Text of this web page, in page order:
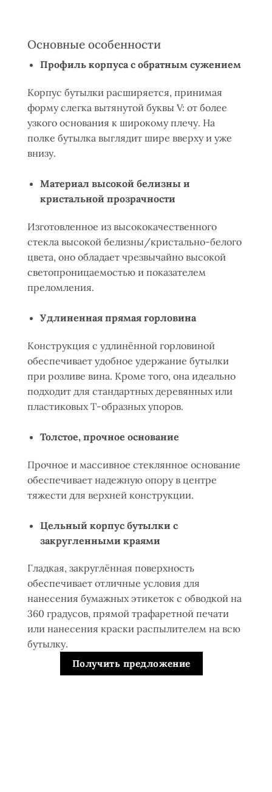
Основные особенности
Профиль корпуса с обратным сужением
Корпус бутылки расширяется, принимая
форму слегка вытянутой буквы V: от более
узкого основания к широкому плечу. На
полке бутылка выглядит шире вверху и уже
внизу.
Материал высокой белизны и
кристальной прозрачности
Изготовленное из высококачественного
стекла высокой белизны/кристально-белого
цвета, оно обладает чрезвычайно высокой
светопроницаемостью и показателем
преломления.
Удлиненная прямая горловина
Конструкция с удлинённой горловиной
обеспечивает удобное удержание бутылки
при розливе вина. Кроме того, она идеально
подходит для стандартных деревянных или
пластиковых Т-образных упоров.
Толстое, прочное основание
Прочное и массивное стеклянное основание
обеспечивает надежную опору в центре
тяжести для верхней конструкции.
Цельный корпус бутылки с
закругленными краями
Гладкая, закруглённая поверхность
обеспечивает отличные условия для
нанесения бумажных этикеток с обводкой на
360 градусов, прямой трафаретной печати
или нанесения краски распылителем на всю
бутылку.
Получить предложение